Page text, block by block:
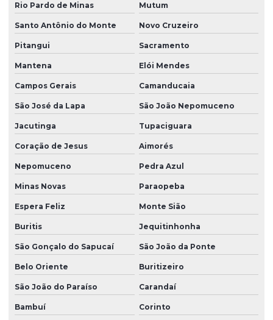
Rio Pardo de Minas Mutum
Santo Antônio do Monte Novo Cruzeiro
Pitangui Sacramento
Mantena Elói Mendes
Campos Gerais Camanducaia
São José da Lapa São João Nepomuceno
Jacutinga Tupaciguara
Coração de Jesus Aimorés
Nepomuceno Pedra Azul
Minas Novas Paraopeba
Espera Feliz Monte Sião
Buritis Jequitinhonha
São Gonçalo do Sapucaí São João da Ponte
Belo Oriente Buritizeiro
São João do Paraíso Carandaí
Bambuí Corinto